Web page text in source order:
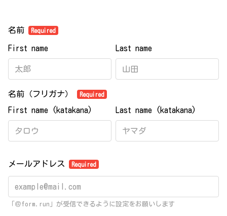
名前 Required
Last name
First name
名前（フリガナ） Required
Last name (katakana)
First name (katakana)
メールアドレス Required
「＠form.run」が受信できるように設定をお願いします